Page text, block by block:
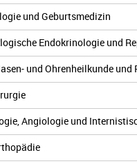
und Geburtsmedizin
Endokrinologie und
und Ohrenheilkunde
Angiologie und